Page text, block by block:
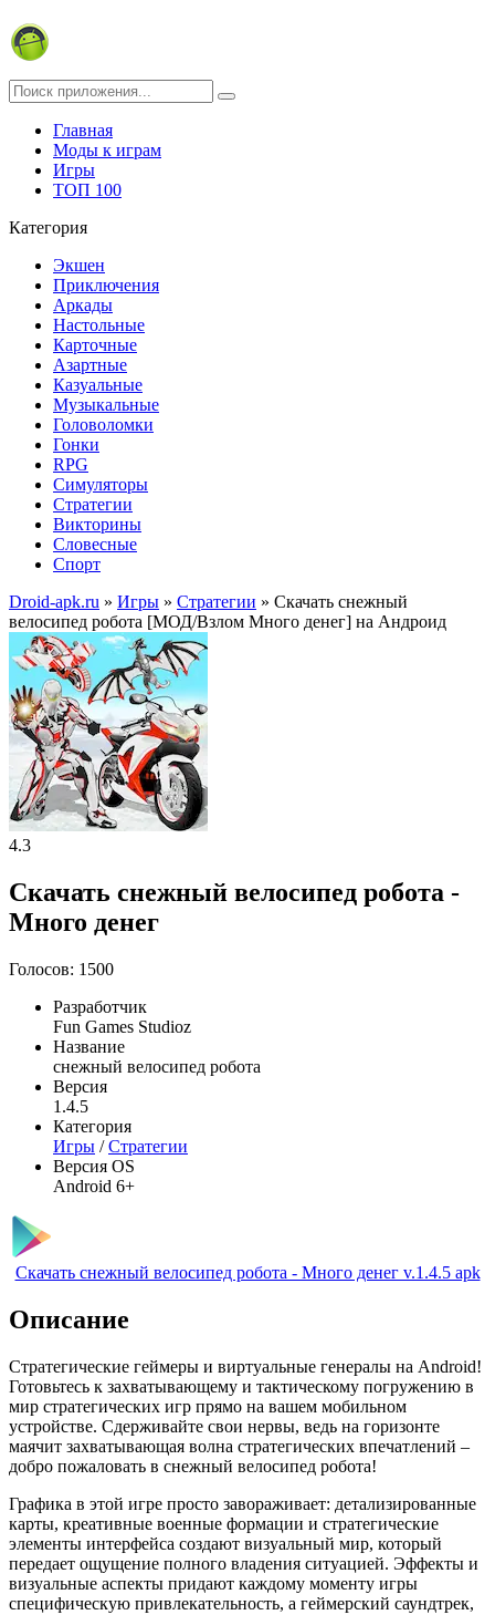
Главная
Моды к играм
Игры
ТОП 100
Категория
Экшен
Приключения
Аркады
Настольные
Карточные
Азартные
Казуальные
Музыкальные
Головоломки
Гонки
RPG
Симуляторы
Стратегии
Викторины
Словесные
Спорт
Droid-apk.ru » Игры » Стратегии » Скачать снежный
велосипед робота [МОД/Взлом Много денег] на Андроид
4.3
Скачать снежный велосипед робота -
Много денег
Голосов: 1500
Разработчик
Fun Games Studioz
Название
снежный велосипед робота
Версия
1.4.5
Категория
Игры /Стратегии
Версия OS
Android 6+
Скачать снежный велосипед робота - Много денег v.1.4.5 apk
Описание
Стратегические геймеры и виртуальные генералы на Android!
Готовьтесь к захватывающему и тактическому погружению в
мир стратегических игр прямо на вашем мобильном
устройстве. Сдерживайте свои нервы, ведь на горизонте
маячит захватывающая волна стратегических впечатлений –
добро пожаловать в снежный велосипед робота!
Графика в этой игре просто завораживает: детализированные
карты, креативные военные формации и стратегические
элементы интерфейса создают визуальный мир, который
передает ощущение полного владения ситуацией. Эффекты и
визуальные аспекты придают каждому моменту игры
специфическую привлекательность, а геймерский саундтрек,